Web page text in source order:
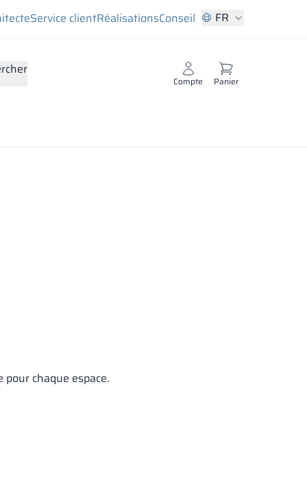
Service clientRéalisationsConseil FR
Compte Panier
chaque espace.